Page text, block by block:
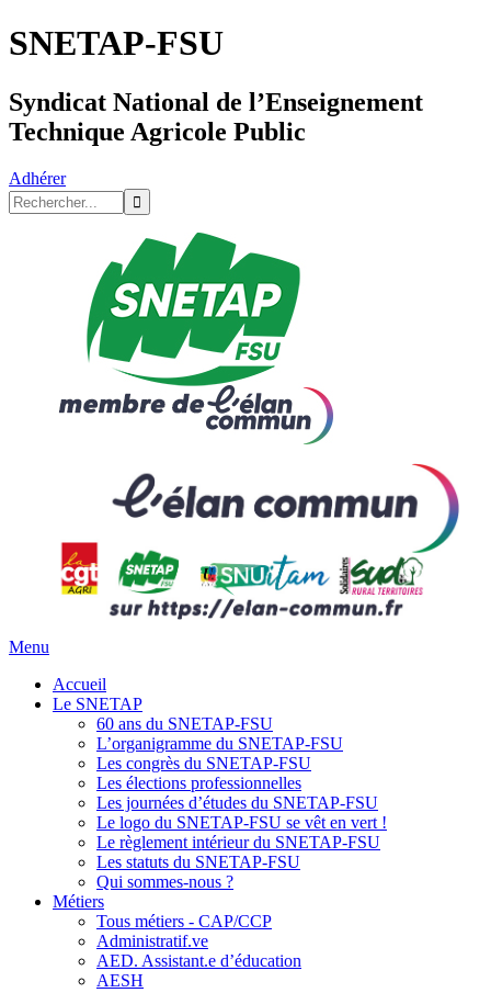
SNETAP-FSU
Syndicat National de l’Enseignement
Technique Agricole Public
Adhérer
Menu
Accueil
Le SNETAP
60 ans du SNETAP-FSU
L’organigramme du SNETAP-FSU
Les congrès du SNETAP-FSU
Les élections professionnelles
Les journées d’études du SNETAP-FSU
Le logo du SNETAP-FSU se vêt en vert !
Le règlement intérieur du SNETAP-FSU
Les statuts du SNETAP-FSU
Qui sommes-nous ?
Métiers
Tous métiers - CAP/CCP
Administratif.ve
AED. Assistant.e d’éducation
AESH